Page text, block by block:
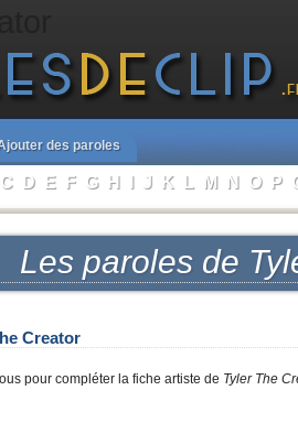
des paroles
C D E F G H I J K L M N O P
Les paroles de
Creator
pour compléter la fiche artiste de Tyler The